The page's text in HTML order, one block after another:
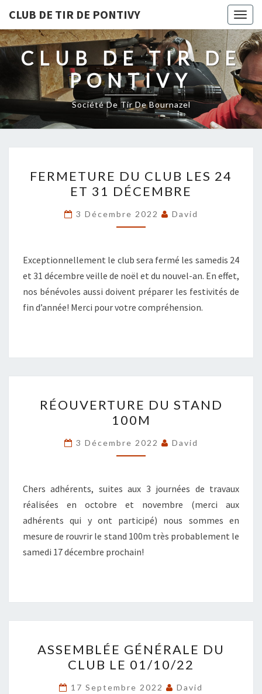
CLUB DE TIR DE PONTIVY
CLUB DE TIR DE
PONTIVY
Société De Tir De Bournazel
DU
CLUB
LES
24
31
DÉCEMBRE
FERMETURE DU CLUB LES 24
ET 31 DÉCEMBRE
3 Décembre 2022 David
Exceptionnellement le club sera fermé les samedis 24
et 31 décembre veille de noël et du nouvel-an. En effet,
nos bénévoles aussi doivent préparer les festivités de
fin d’année! Merci pour votre compréhension.
DU
STAND
100M
RÉOUVERTURE DU STAND
100M
3 Décembre 2022 David
Chers adhérents, suites aux 3 journées de travaux
réalisées en octobre et novembre (merci aux
adhérents qui y ont participé) nous sommes en
mesure de rouvrir le stand 100m très probablement le
samedi 17 décembre prochain!
GÉNÉRALE
DU
CLUB
ASSEMBLÉE GÉNÉRALE DU
CLUB LE 01/10/22
17 Septembre 2022 David